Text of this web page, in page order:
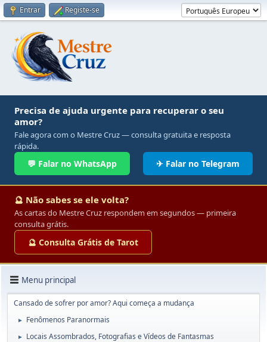
Entrar Registe-se
Precisa de ajuda urgente para recuperar o seu
amor?
Fale agora com o Mestre Cruz — consulta gratuita e resposta
rápida.
💬 Falar no WhatsApp ✈ Falar no Telegram
🔮 Não sabes se ele volta?
As cartas do Mestre Cruz respondem em segundos — primeira
consulta grátis.
🔮 Consulta Grátis de Tarot
Menu principal
Cansado de sofrer por amor? Aqui começa a mudança
► Fenômenos Paranormais
► Locais Assombrados, Fotografias e Vídeos de Fantasmas